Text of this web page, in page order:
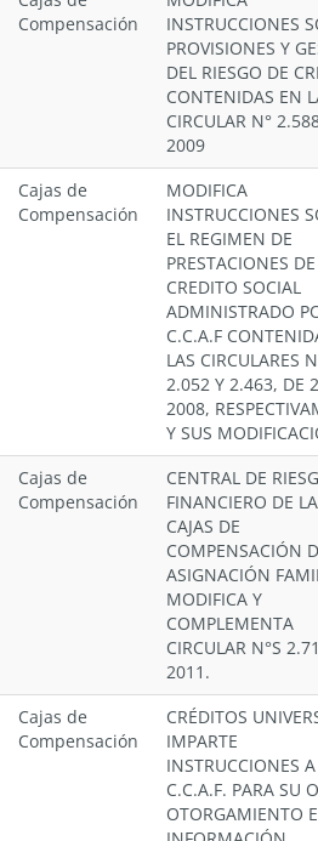
Compensación
INSTRUCCIONES
PROVISIONES Y
DEL RIESGO DE
CONTENIDAS EN
CIRCULAR N°
2009
Cajas de
Compensación
MODIFICA
INSTRUCCIONES
EL REGIMEN DE
PRESTACIONES DE
CREDITO SOCIAL
ADMINISTRADO
C.C.A.F
LAS CIRCULARES
2.052 Y 2.463, DE
2008,
Y SUS
Cajas de
Compensación
CENTRAL DE
FINANCIERO DE
CAJAS DE
COMPENSACIÓN
ASIGNACIÓN
MODIFICA Y
COMPLEMENTA
CIRCULAR N°S
2011.
Cajas de
Compensación
CRÉDITOS
IMPARTE
INSTRUCCIONES
C.C.A.F. PARA SU
OTORGAMIENTO E